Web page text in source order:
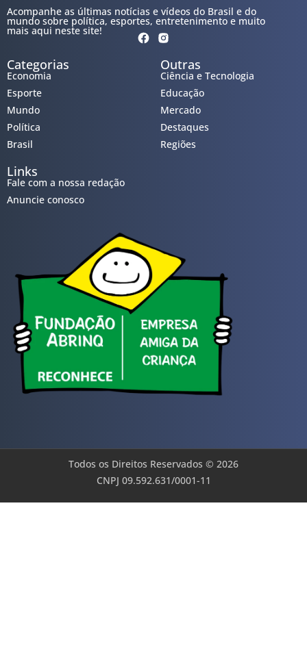
Acompanhe as últimas notícias e vídeos do Brasil e do
mundo sobre política, esportes, entretenimento e muito
mais aqui neste site!
Categorias
Economia
Esporte
Mundo
Política
Brasil
Outras
Ciência e Tecnologia
Educação
Mercado
Destaques
Regiões
Links
Fale com a nossa redação
Anuncie conosco
Todos os Direitos Reservados © 2026
CNPJ 09.592.631/0001-11